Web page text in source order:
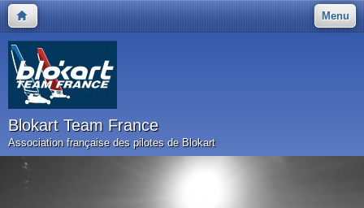
Menu
Blokart Team France
Association française des pilotes de Blokart